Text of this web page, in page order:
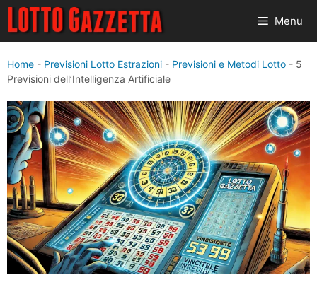
Vai
contenuto
Menu
Home - Previsioni Lotto Estrazioni - Previsioni e Metodi Lotto - 5
Previsioni dell’Intelligenza Artificiale